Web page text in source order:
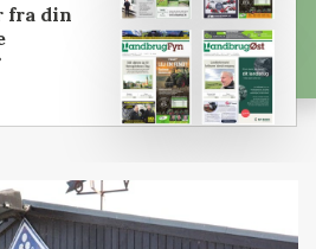
fra din